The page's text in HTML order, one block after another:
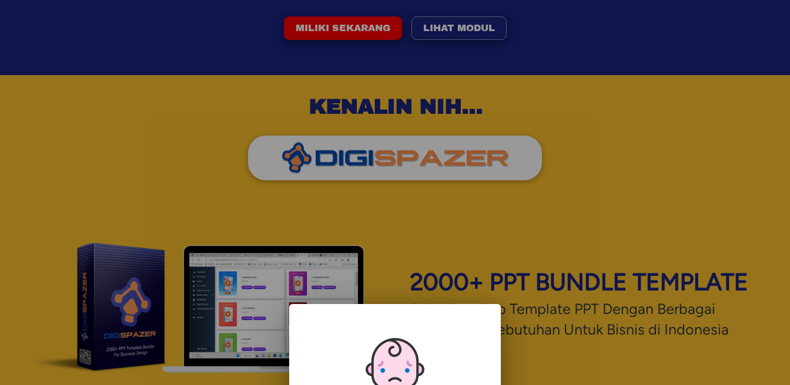
`MILIKI SEKARANG `LIHAT MODUL
KENALIN NIH...
2000+ PPT BUNDLE TEMPLATE
Paket Lengkap Template PPT Dengan Berbagai
Format dan Kebutuhan Untuk Bisnis di Indonesia